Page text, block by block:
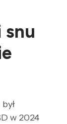
snu
w 2024